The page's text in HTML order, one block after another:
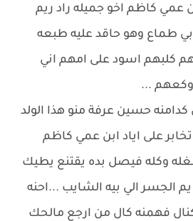
عمي كاظم اخو جميله راد ريم
بي طماع وهو حاقد عليه طبعه
كلبهم اسود على امهم اني
...
حسين عرفة منو هذا الولد
على اياد ابن عمي كاظم
وكله فيصل بده يقتنع يطيك
الجسر الي بيه الشايب ...احنه
فهمنه كال من ارجع مالحك